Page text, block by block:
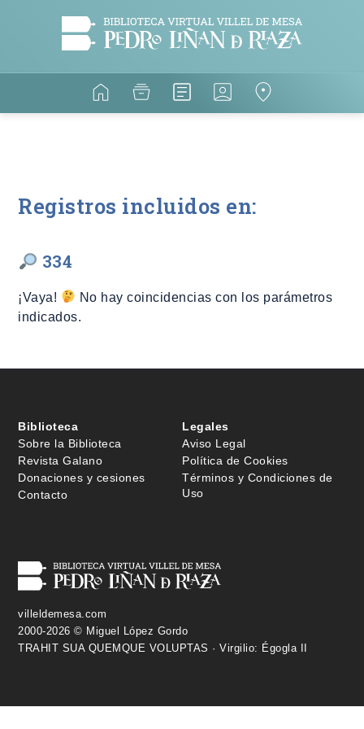
Registros incluidos en:
334
¡Vaya!
No hay coincidencias con los parámetros
indicados.
Biblioteca
Sobre la Biblioteca
Revista Galano
Donaciones y cesiones
Contacto
Legales
Aviso Legal
Política de Cookies
Términos y Condiciones de
Uso
villeldemesa.com
2000-2026 © Miguel López Gordo
TRAHIT SUA QUEMQUE VOLUPTAS · Virgilio: Égogla II